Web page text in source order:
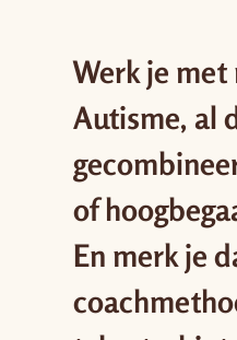
Werk je
Autisme, al
of
En merk je